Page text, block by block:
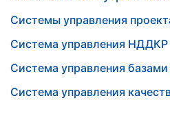
Системы управления
Система управления НДДКР
Система управления
Система управления